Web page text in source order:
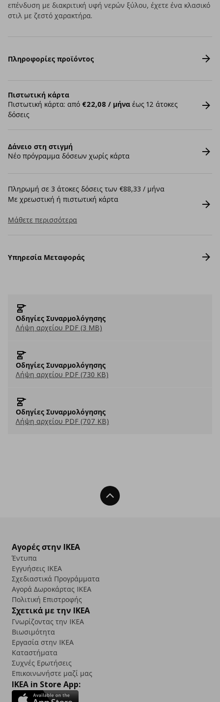
επένδυση με διακριτική υφή νερών ξύλου, έχετε ένα κλασικό
στιλ με ζεστό χαρακτήρα.
Πληροφορίες προϊόντος
Πιστωτική κάρτα
Πιστωτική κάρτα: από €22,08 / μήνα έως 12 άτοκες
δόσεις
Δάνειο στη στιγμή
Νέο πρόγραμμα δόσεων χωρίς κάρτα
Πληρωμή σε 3 άτοκες δόσεις των €88,33 / μήνα
Με χρεωστική ή πιστωτική κάρτα
Μάθετε περισσότερα
Υπηρεσία Μεταφοράς
Οδηγίες Συναρμολόγησης
Λήψη αρχείου PDF (3 MB)
Οδηγίες Συναρμολόγησης
Λήψη αρχείου PDF (730 KB)
Οδηγίες Συναρμολόγησης
Λήψη αρχείου PDF (707 KB)
Back To Top
Αγορές στην IKEA
Έντυπα
Εγγυήσεις IKEA
Σχεδιαστικά Προγράμματα
Αγορά Δωρoκάρτας IKEA
Πολιτική Επιστροφής
Σχετικά με την IKEA
Γνωρίζοντας την IKEA
Βιωσιμότητα
Εργασία στην IKEA
Καταστήματα
Συχνές Ερωτήσεις
Επικοινωνήστε μαζί μας
IKEA in Store App: